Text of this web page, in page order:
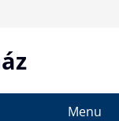
Menu